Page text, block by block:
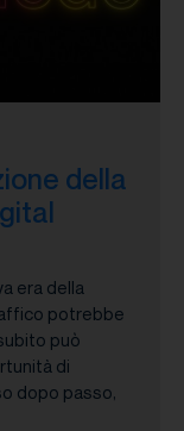
della
era della
potrebbe
può
di
dopo passo,